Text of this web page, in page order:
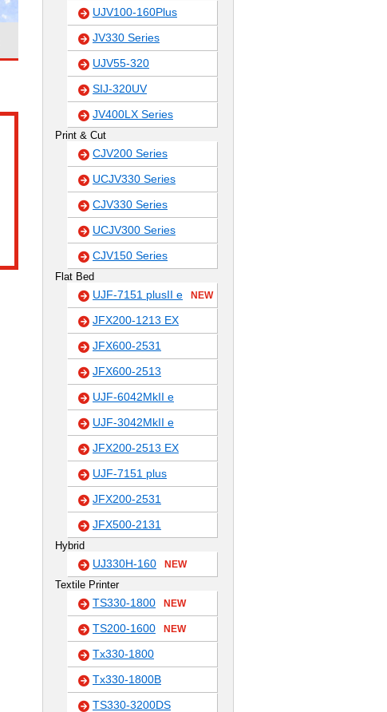
UJV100-160Plus
JV330 Series
UJV55-320
SIJ-320UV
JV400LX Series
Print & Cut
CJV200 Series
UCJV330 Series
CJV330 Series
UCJV300 Series
CJV150 Series
Flat Bed
UJF-7151 plusII e NEW
JFX200-1213 EX
JFX600-2531
JFX600-2513
UJF-6042MkII e
UJF-3042MkII e
JFX200-2513 EX
UJF-7151 plus
JFX200-2531
JFX500-2131
Hybrid
UJ330H-160 NEW
Textile Printer
TS330-1800 NEW
TS200-1600 NEW
Tx330-1800
Tx330-1800B
TS330-3200DS